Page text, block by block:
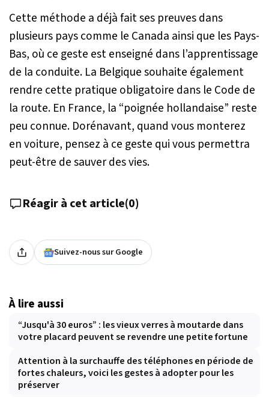
Cette méthode a déjà fait ses preuves dans
plusieurs pays comme le Canada ainsi que les Pays-
Bas, où ce geste est enseigné dans l’apprentissage
de la conduite. La Belgique souhaite également
rendre cette pratique obligatoire dans le Code de
la route. En France, la “poignée hollandaise” reste
peu connue. Dorénavant, quand vous monterez
en voiture, pensez à ce geste qui vous permettra
peut-être de sauver des vies.
Réagir à cet article(0)
Suivez-nous sur Google
À lire aussi
“Jusqu'à 30 euros” : les vieux verres à moutarde dans
votre placard peuvent se revendre une petite fortune
Attention à la surchauffe des téléphones en période de
fortes chaleurs, voici les gestes à adopter pour les
préserver